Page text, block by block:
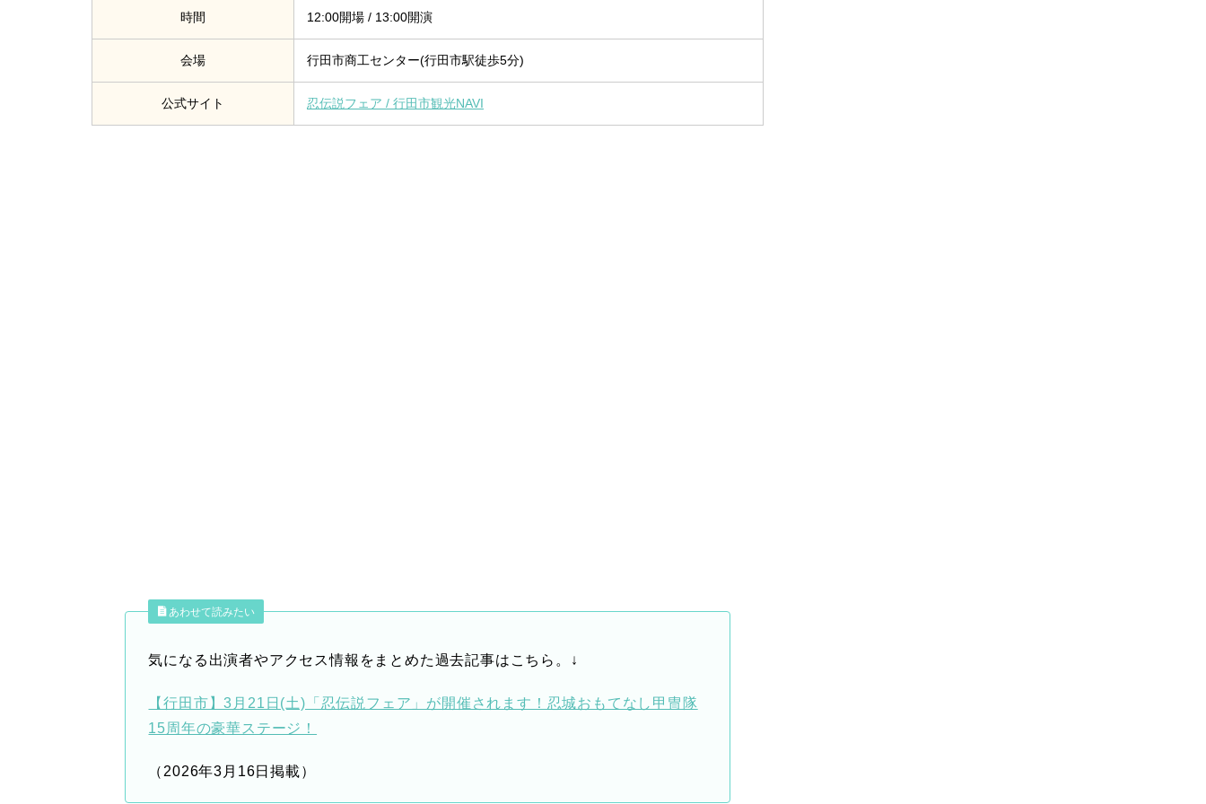
時間 12:00開場 / 13:00開演
会場 行田市商工センター(行田市駅徒歩5分)
公式サイト 忍伝説フェア / 行田市観光NAVI
あわせて読みたい
気になる出演者やアクセス情報をまとめた過去記事はこちら。↓
【行田市】3月21日(土)「忍伝説フェア」が開催されます！忍城おもてなし甲冑隊
15周年の豪華ステージ！
（2026年3月16日掲載）